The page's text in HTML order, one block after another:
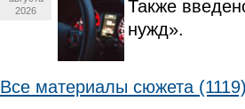
2026
Также
нужд».
Все материалы сюжета